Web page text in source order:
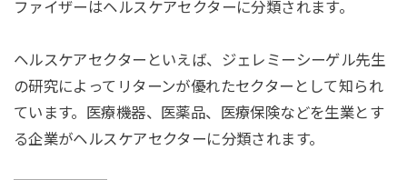
ファイザーはヘルスケアセクターに分類されます。
ヘルスケアセクターといえば、ジェレミーシーゲル先生
の研究によってリターンが優れたセクターとして知られ
ています。医療機器、医薬品、医療保険などを生業とす
る企業がヘルスケアセクターに分類されます。